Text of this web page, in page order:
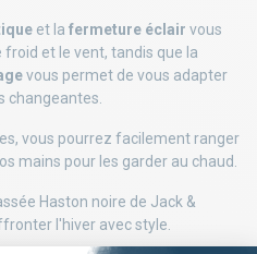
et la fermeture éclair vous
et le vent, tandis que la
vous permet de vous adapter
changeantes.
vous pourrez facilement ranger
mains pour les garder au chaud.
Haston noire de Jack &
l'hiver avec style.